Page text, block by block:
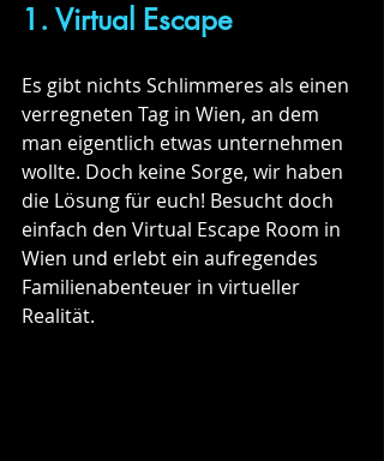
1. Virtual Escape
Es gibt nichts Schlimmeres als einen
verregneten Tag in Wien, an dem
man eigentlich etwas unternehmen
wollte. Doch keine Sorge, wir haben
die Lösung für euch! Besucht doch
einfach den Virtual Escape Room in
Wien und erlebt ein aufregendes
Familienabenteuer in virtueller
Realität.